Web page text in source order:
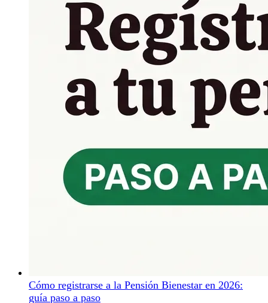
Cómo registrarse a la Pensión Bienestar en 2026:
guía paso a paso